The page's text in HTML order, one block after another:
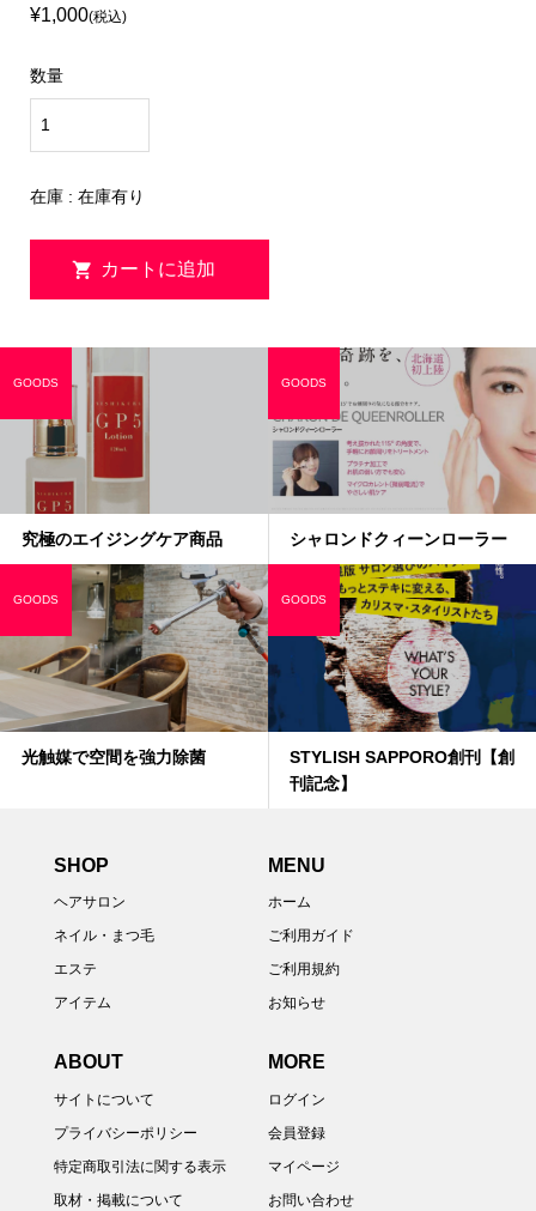
¥1,000(税込)
数量
在庫 : 在庫有り
究極のエイジングケア商品
GOODS
シャロンドクィーンローラー
GOODS
光触媒で空間を強力除菌
GOODS
STYLISH SAPPORO創刊【創
刊記念】
GOODS
SHOP
ヘアサロン
ネイル・まつ毛
エステ
アイテム
MENU
ホーム
ご利用ガイド
ご利用規約
お知らせ
ABOUT
サイトについて
プライバシーポリシー
特定商取引法に関する表示
取材・掲載について
MORE
ログイン
会員登録
マイページ
お問い合わせ